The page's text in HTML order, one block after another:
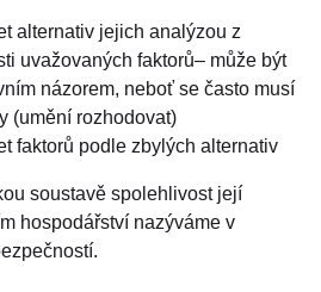
alternativ jejich analýzou z
uvažovaných faktorů– může být
názorem, neboť se často musí
(umění rozhodovat)
faktorů podle zbylých alternativ
soustavě spolehlivost její
hospodářství nazýváme v